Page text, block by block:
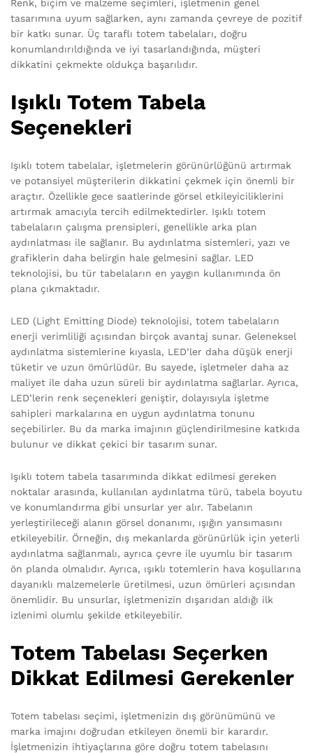
Renk, biçim ve malzeme seçimleri, işletmenin genel
tasarımına uyum sağlarken, aynı zamanda çevreye de pozitif
bir katkı sunar. Üç taraflı totem tabelaları, doğru
konumlandırıldığında ve iyi tasarlandığında, müşteri
dikkatini çekmekte oldukça başarılıdır.
Işıklı Totem Tabela
Seçenekleri
Işıklı totem tabelalar, işletmelerin görünürlüğünü artırmak
ve potansiyel müşterilerin dikkatini çekmek için önemli bir
araçtır. Özellikle gece saatlerinde görsel etkileyiciliklerini
artırmak amacıyla tercih edilmektedirler. Işıklı totem
tabelaların çalışma prensipleri, genellikle arka plan
aydınlatması ile sağlanır. Bu aydınlatma sistemleri, yazı ve
grafiklerin daha belirgin hale gelmesini sağlar. LED
teknolojisi, bu tür tabelaların en yaygın kullanımında ön
plana çıkmaktadır.
LED (Light Emitting Diode) teknolojisi, totem tabelaların
enerji verimliliği açısından birçok avantaj sunar. Geleneksel
aydınlatma sistemlerine kıyasla, LED’ler daha düşük enerji
tüketir ve uzun ömürlüdür. Bu sayede, işletmeler daha az
maliyet ile daha uzun süreli bir aydınlatma sağlarlar. Ayrıca,
LED’lerin renk seçenekleri geniştir, dolayısıyla işletme
sahipleri markalarına en uygun aydınlatma tonunu
seçebilirler. Bu da marka imajının güçlendirilmesine katkıda
bulunur ve dikkat çekici bir tasarım sunar.
Işıklı totem tabela tasarımında dikkat edilmesi gereken
noktalar arasında, kullanılan aydınlatma türü, tabela boyutu
ve konumlandırma gibi unsurlar yer alır. Tabelanın
yerleştirileceği alanın görsel donanımı, ışığın yansımasını
etkileyebilir. Örneğin, dış mekanlarda görünürlük için yeterli
aydınlatma sağlanmalı, ayrıca çevre ile uyumlu bir tasarım
ön planda olmalıdır. Ayrıca, ışıklı totemlerin hava koşullarına
dayanıklı malzemelerle üretilmesi, uzun ömürleri açısından
önemlidir. Bu unsurlar, işletmenizin dışarıdan aldığı ilk
izlenimi olumlu şekilde etkileyebilir.
Totem Tabelası Seçerken
Dikkat Edilmesi Gerekenler
Totem tabelası seçimi, işletmenizin dış görünümünü ve
marka imajını doğrudan etkileyen önemli bir karardır.
İşletmenizin ihtiyaçlarına göre doğru totem tabelasını